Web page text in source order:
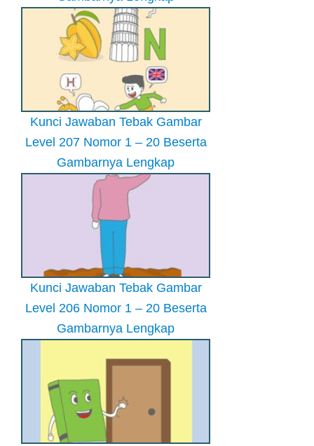
Kunci Jawaban Tebak Gambar
Level 207 Nomor 1 – 20 Beserta
Gambarnya Lengkap
Kunci Jawaban Tebak Gambar
Level 206 Nomor 1 – 20 Beserta
Gambarnya Lengkap